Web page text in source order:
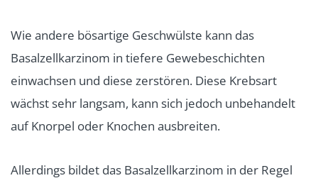
Wie andere bösartige Geschwülste kann das
Basalzellkarzinom in tiefere Gewebeschichten
einwachsen und diese zerstören. Diese Krebsart
wächst sehr langsam, kann sich jedoch unbehandelt
auf Knorpel oder Knochen ausbreiten.
Allerdings bildet das Basalzellkarzinom in der Regel